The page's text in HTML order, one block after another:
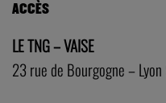
ACCÈS
LE TNG – VAISE
23 rue de Bourgogne –